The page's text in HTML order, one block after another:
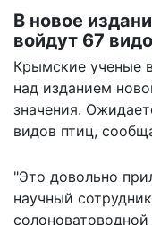
В новое
войдут 67
Крымские ученые
над изданием
значения.
видов птиц,
"Это довольно
научный